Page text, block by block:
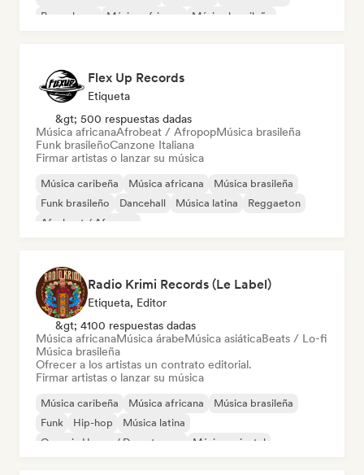
Pop urbano
Música africana Música brasileña
Flex Up Records
Etiqueta
&gt; 500 respuestas dadas
Música africanaAfrobeat / AfropopMúsica brasileña
Funk brasileñoCanzone Italiana
Firmar artistas o lanzar su música
Música caribeña Música africana
Música brasileña
Funk brasileño
Dancehall Música latina
Reggaeton
Afrobeat / Afropop
Radio Krimi Records (Le Label)
Etiqueta, Editor
&gt; 4100 respuestas dadas
Música africanaMúsica árabeMúsica asiáticaBeats / Lo-fi
Música brasileña
Ofrecer a los artistas un contrato editorial.
Firmar artistas o lanzar su música
Música caribeña Música africana
Música brasileña
Funk
Hip-hop
Música latina
Organic House / Downtempo
Música oriental